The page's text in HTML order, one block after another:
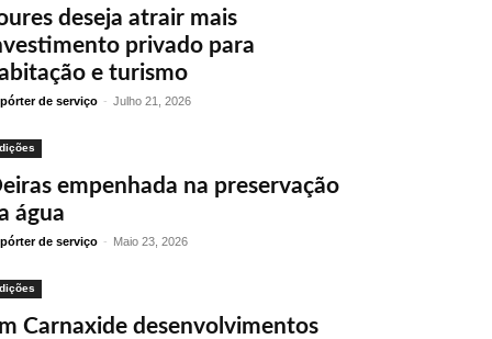
deseja atrair mais
privado para
e turismo
de serviço - Julho 21, 2026
empenhada na preservação
água
de serviço - Maio 23, 2026
Carnaxide desenvolvimentos